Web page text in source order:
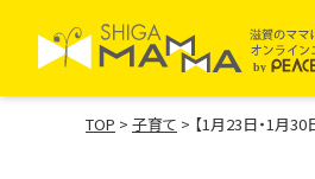
TOP > 子育て > 【1月23日・1月